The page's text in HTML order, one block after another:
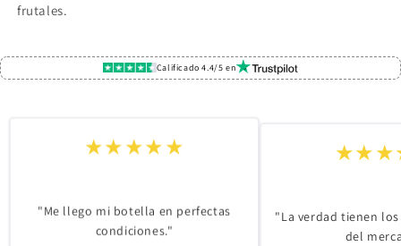
frutales.
Calificado 4.4/5 en
★★★★★
"Me llego mi botella en perfectas
condiciones."
"La verdad tienen
del